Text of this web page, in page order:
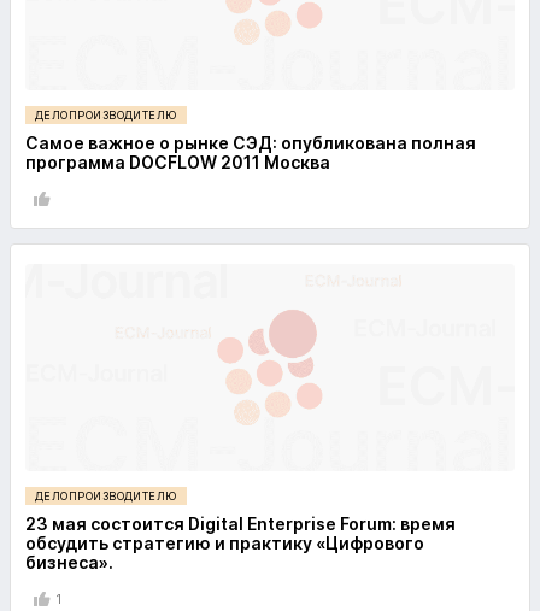
ДЕЛОПРОИЗВОДИТЕЛЮ
Самое важное о рынке СЭД: опубликована полная
программа DOCFLOW 2011 Москва
ДЕЛОПРОИЗВОДИТЕЛЮ
23 мая состоится Digital Enterprise Forum: время
обсудить стратегию и практику «Цифрового
бизнеса».
1